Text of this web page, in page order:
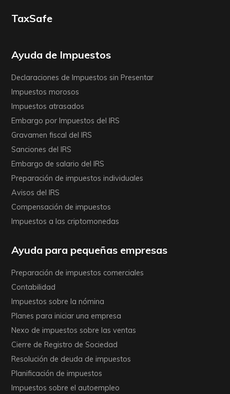
TaxSafe
Ayuda de Impuestos
Declaraciones de Impuestos sin Presentar
Impuestos morosos
Impuestos atrasados
Embargo por Impuestos del IRS
Gravamen fiscal del IRS
Sanciones del IRS
Embargo de salario del IRS
Preparación de impuestos individuales
Avisos del IRS
Compensación de impuestos
Impuestos a las criptomonedas
Ayuda para pequeñas empresas
Preparación de impuestos comerciales
Contabilidad
Impuestos sobre la nómina
Planes para iniciar una empresa
Nexo de impuestos sobre las ventas
Cierre de Registro de Sociedad
Resolución de deuda de impuestos
Planificación de impuestos
Impuestos sobre el autoempleo